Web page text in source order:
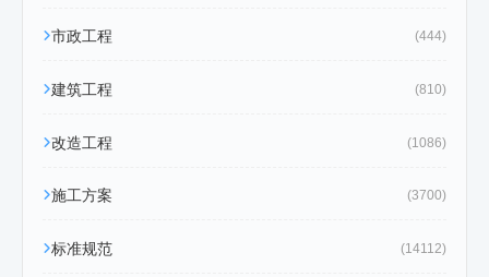
市政工程 (444)
建筑工程 (810)
改造工程 (1086)
施工方案 (3700)
标准规范 (14112)